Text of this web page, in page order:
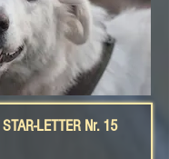
STAR-LETTER Nr. 15